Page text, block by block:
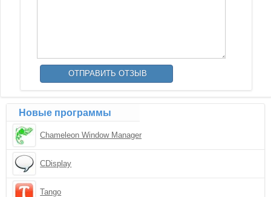
Новые программы
Chameleon Window Manager
CDisplay
Tango